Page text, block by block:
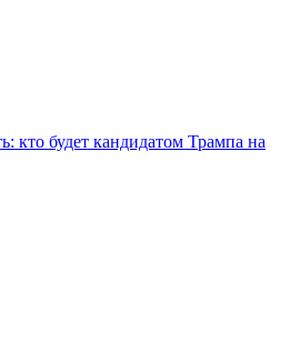
кто будет кандидатом Трампа на